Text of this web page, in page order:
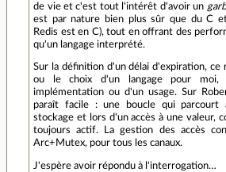
de vie et c'est tout l'intérêt d'avoir un
est par nature bien plus sûr que du C
Redis est en C), tout en offrant des
qu'un langage interprété.
Sur la définition d'un délai d'expiration, ce
ou le choix d'un langage pour moi,
implémentation ou d'un usage. Sur
paraît facile : une boucle qui
stockage et lors d'un accès à une valeur,
toujours actif. La gestion des accès
Arc+Mutex, pour tous les canaux.
J'espère avoir répondu à l'interrogation…